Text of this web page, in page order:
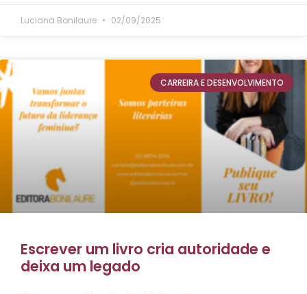
Luciana Bonilaure 02/09/2025
CARREIRA E DESENVOLVIMENTO
Escrever um livro cria autoridade e
deixa um legado